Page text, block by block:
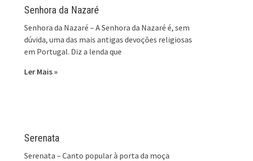
Senhora da Nazaré
Senhora da Nazaré – A Senhora da Nazaré é, sem
dúvida, uma das mais antigas devoções religiosas
em Portugal. Diz a lenda que
Ler Mais »
Serenata
Serenata – Canto popular à porta da moça